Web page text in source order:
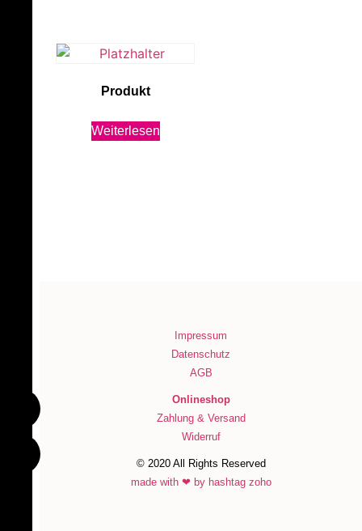
Produkt
Weiterlesen
Impressum
Datenschutz
AGB
Onlineshop
Zahlung & Versand
Widerruf
© 2020 All Rights Reserved
made with ❤ by hashtag zoho